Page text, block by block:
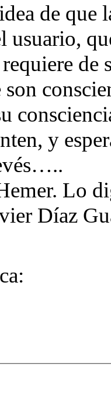
de que
usuario,
de
son
y
Lo
Díaz